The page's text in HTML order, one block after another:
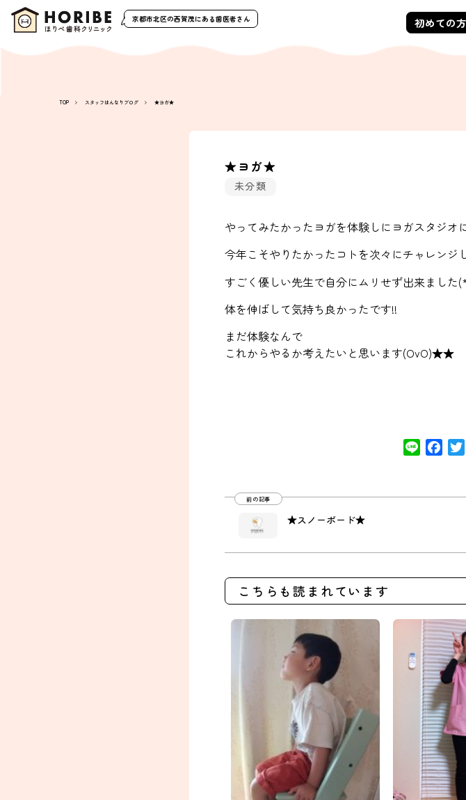
京都市北区の西賀茂にある歯医者さん 初めての
TOP スタッフはんなりブログ ★ヨガ★
★ヨガ★
未分類
やってみたかったヨガを体験しにヨガスタジ
今年こそやりたかったコトを次々にチャレンジ
すごく優しい先生で自分にムリせず出来まし
体を伸ばして気持ち良かったです!!
まだ体験なんで
これからやるか考えたいと思います(OvO)★★
Line
前の記事
★スノーボード★
こちらも読まれています